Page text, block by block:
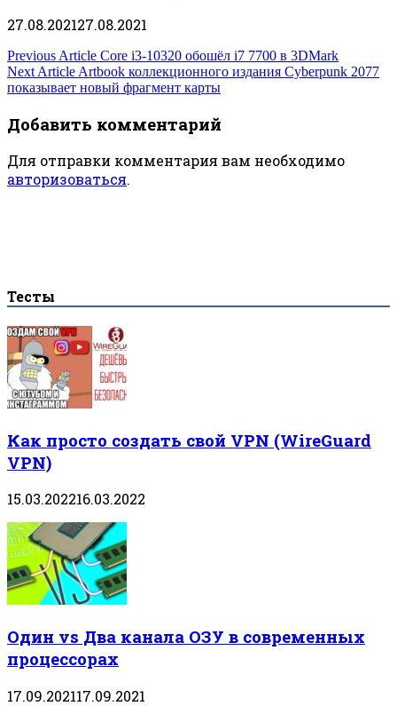
27.08.202127.08.2021
Навигация
по
записям
Previous Article Core i3-10320 обошёл i7 7700 в 3DMark
Next Article Artbook коллекционного издания Cyberpunk 2077
показывает новый фрагмент карты
Добавить комментарий
Для отправки комментария вам необходимо
авторизоваться.
Тесты
Как просто создать свой VPN (WireGuard
VPN)
15.03.202216.03.2022
Один vs Два канала ОЗУ в современных
процессорах
17.09.202117.09.2021